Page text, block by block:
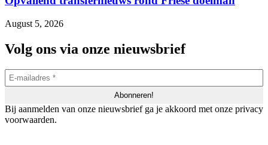
August 5, 2026
Volg ons via onze nieuwsbrief
Bij aanmelden van onze nieuwsbrief ga je akkoord met onze privacy
voorwaarden.